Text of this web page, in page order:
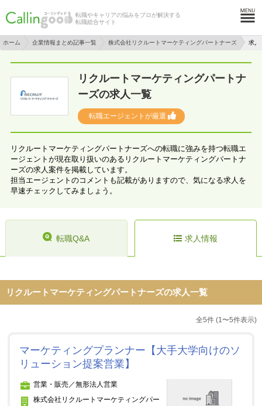
転職やキャリアの悩みをプロが解決する
転職総合サイト
ホーム 企業情報まとめ記事一覧 株式会社リクルートマーケティングパートナーズ 求人
リクルートマーケティングパートナ
ーズの求人一覧
転職エージェントが厳選
リクルートマーケティングパートナーズへの転職に強みを持つ転職エ
ージェントが現在取り扱いのあるリクルートマーケティングパートナ
ーズの求人案件を掲載しています。
担当エージェントのコメントも記載がありますので、気になる求人を
早速チェックしてみましょう。
転職Q&A 求人情報
リクルートマーケティングパートナーズの求人一覧
全5件 (1〜5件表示)
マーケティングプランナー【大手大学向けのソ
リューション提案営業】
営業・販売／無形法人営業
株式会社リクルートマーケティングパー